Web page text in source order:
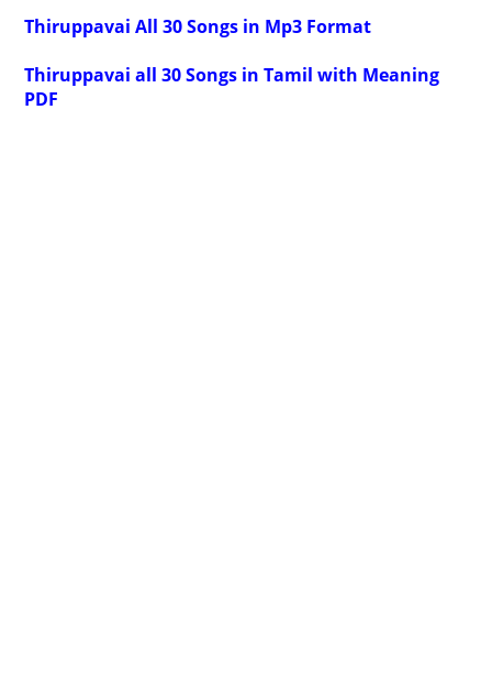
Thiruppavai All 30 Songs in Mp3 Format
Thiruppavai all 30 Songs in Tamil with Meaning
PDF